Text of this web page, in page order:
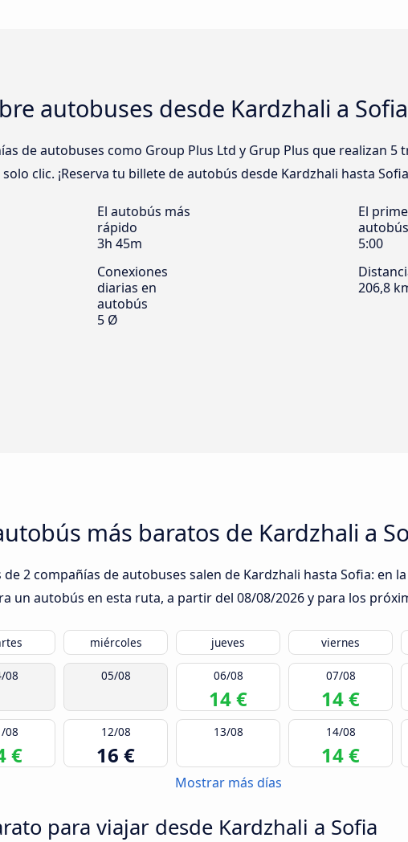
autobuses desde Kardzhali a Sofia
de autobuses como Group Plus Ltd y Grup Plus que realizan
clic. ¡Reserva tu billete de autobús desde Kardzhali hasta
El autobús más
rápido
3h 45m
El
autobús
5:00
Conexiones
diarias en
autobús
5 Ø
206,8
más baratos de Kardzhali a
2 compañías de autobuses salen de Kardzhali hasta Sofia: en
un autobús en esta ruta, a partir del 08/08/2026y para los
miércoles jueves viernes
08 05/08 06/08
14 €
07/08
14 €
08
€
12/08
16 €
13/08 14/08
14 €
Mostrar más días
para viajar desde Kardzhali a Sofia